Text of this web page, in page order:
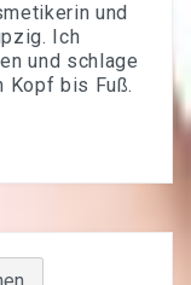
und
Ich
und schlage
Kopf bis Fuß.